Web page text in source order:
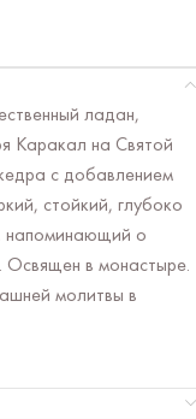
ладан,
Каракал на Святой
с добавлением
стойкий, глубоко
напоминающий о
Освящен в монастыре.
молитвы в